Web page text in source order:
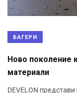
БАГЕРИ
Ново поколение
материали
DEVELON